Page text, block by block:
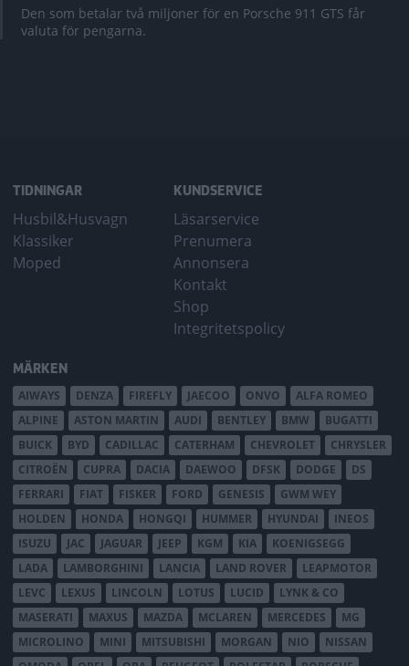
Den som betalar två miljoner för en Porsche 911 GTS får
valuta för pengarna.
TIDNINGAR
Husbil&Husvagn
Klassiker
Moped
KUNDSERVICE
Läsarservice
Prenumera
Annonsera
Kontakt
Shop
Integritetspolicy
MÄRKEN
AIWAYS DENZA FIREFLY JAECOO ONVO
ALFA ROMEO
ALPINE
ASTON MARTIN AUDI BENTLEY BMW
BUGATTI
BUICK
BYD CADILLAC CATERHAM CHEVROLET
CHRYSLER
CITROËN
CUPRA DACIA DAEWOO DFSK DODGE
DS
FERRARI
FIAT FISKER FORD GENESIS
GWM WEY
HOLDEN
HONDA HONGQI HUMMER HYUNDAI
INEOS
ISUZU
JAC JAGUAR JEEP KGM KIA
KOENIGSEGG
LADA
LAMBORGHINI LANCIA LAND ROVER
LEAPMOTOR
LEVC
LEXUS LINCOLN LOTUS LUCID
LYNK & CO
MASERATI
MAXUS MAZDA MCLAREN MERCEDES
MG
MICROLINO
MINI MITSUBISHI MORGAN NIO
NISSAN